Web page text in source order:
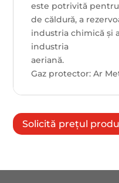
este potrivită
de căldură, a
industria chimică și
industria
aeriană.
Gaz protector: Ar
Solicită prețul